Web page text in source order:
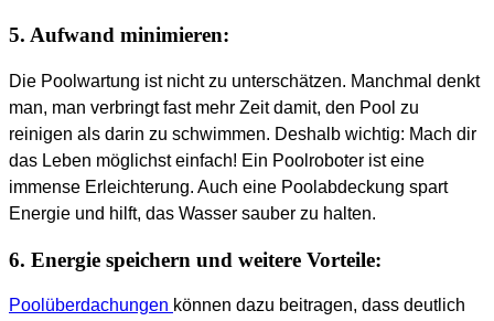
5. Aufwand minimieren:
Die Poolwartung ist nicht zu unterschätzen. Manchmal denkt
man, man verbringt fast mehr Zeit damit, den Pool zu
reinigen als darin zu schwimmen. Deshalb wichtig: Mach dir
das Leben möglichst einfach! Ein Poolroboter ist eine
immense Erleichterung. Auch eine Poolabdeckung spart
Energie und hilft, das Wasser sauber zu halten.
6. Energie speichern und weitere Vorteile:
Poolüberdachungen können dazu beitragen, dass deutlich